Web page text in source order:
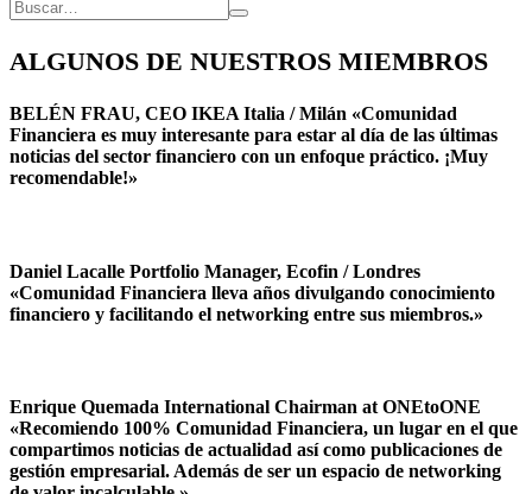
ALGUNOS DE NUESTROS MIEMBROS
BELÉN FRAU, CEO IKEA Italia / Milán «Comunidad
Financiera es muy interesante para estar al día de las últimas
noticias del sector financiero con un enfoque práctico. ¡Muy
recomendable!»
Daniel Lacalle Portfolio Manager, Ecofin / Londres
«Comunidad Financiera lleva años divulgando conocimiento
financiero y facilitando el networking entre sus miembros.»
Enrique Quemada International Chairman at ONEtoONE
«Recomiendo 100% Comunidad Financiera, un lugar en el que
compartimos noticias de actualidad así como publicaciones de
gestión empresarial. Además de ser un espacio de networking